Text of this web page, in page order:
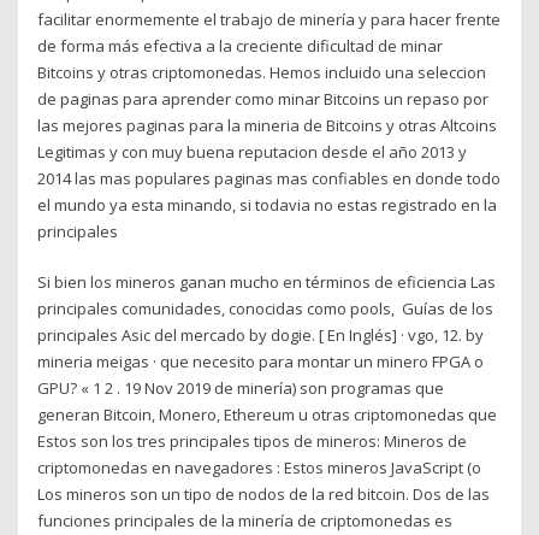
facilitar enormemente el trabajo de minería y para hacer frente
de forma más efectiva a la creciente dificultad de minar
Bitcoins y otras criptomonedas. Hemos incluido una seleccion
de paginas para aprender como minar Bitcoins un repaso por
las mejores paginas para la mineria de Bitcoins y otras Altcoins
Legitimas y con muy buena reputacion desde el año 2013 y
2014 las mas populares paginas mas confiables en donde todo
el mundo ya esta minando, si todavia no estas registrado en la
principales
Si bien los mineros ganan mucho en términos de eficiencia Las
principales comunidades, conocidas como pools, Guías de los
principales Asic del mercado by dogie. [ En Inglés] · vgo, 12. by
mineria meigas · que necesito para montar un minero FPGA o
GPU? « 1 2 . 19 Nov 2019 de minería) son programas que
generan Bitcoin, Monero, Ethereum u otras criptomonedas que
Estos son los tres principales tipos de mineros: Mineros de
criptomonedas en navegadores : Estos mineros JavaScript (o
Los mineros son un tipo de nodos de la red bitcoin. Dos de las
funciones principales de la minería de criptomonedas es